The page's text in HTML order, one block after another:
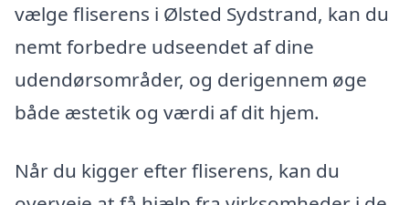
vælge fliserens i Ølsted Sydstrand, kan du
nemt forbedre udseendet af dine
udendørsområder, og derigennem øge
både æstetik og værdi af dit hjem.
Når du kigger efter fliserens, kan du